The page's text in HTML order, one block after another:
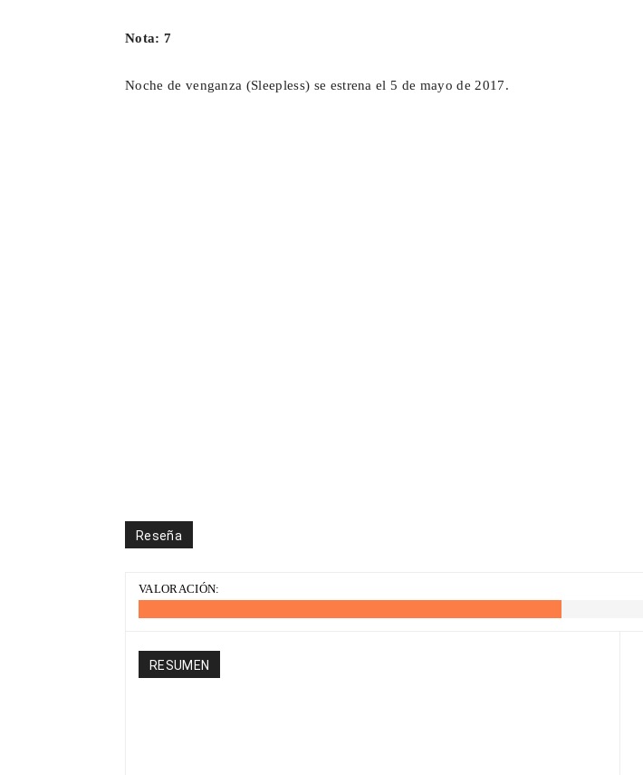
Nota: 7
Noche de venganza (Sleepless) se estrena el 5 de mayo de 2017.
Reseña
VALORACIÓN:
RESUMEN